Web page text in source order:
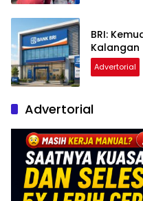
BRI:
Kalangan
Advertorial
Advertorial